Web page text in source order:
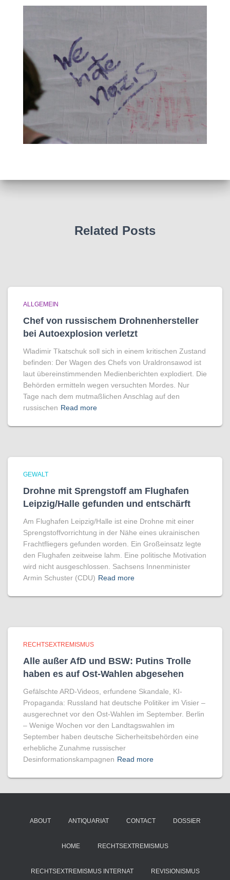
Related Posts
ALLGEMEIN
Chef von russischem Drohnenhersteller
bei Autoexplosion verletzt
Wladimir Tkatschuk soll sich in einem kritischen Zustand
befinden: Der Wagen des Chefs von Uraldronsawod ist
laut übereinstimmenden Medienberichten explodiert. Die
Behörden ermitteln wegen versuchten Mordes. Nur
Tage nach dem mutmaßlichen Anschlag auf den
russischen Read more
GEWALT
Drohne mit Sprengstoff am Flughafen
Leipzig/Halle gefunden und entschärft
Am Flughafen Leipzig/Halle ist eine Drohne mit einer
Sprengstoffvorrichtung in der Nähe eines ukrainischen
Frachtfliegers gefunden worden. Ein Großeinsatz legte
den Flughafen zeitweise lahm. Eine politische Motivation
wird nicht ausgeschlossen. Sachsens Innenminister
Armin Schuster (CDU) Read more
RECHTSEXTREMISMUS
Alle außer AfD und BSW: Putins Trolle
haben es auf Ost-Wahlen abgesehen
Gefälschte ARD-Videos, erfundene Skandale, KI-
Propaganda: Russland hat deutsche Politiker im Visier –
ausgerechnet vor den Ost-Wahlen im September. Berlin
– Wenige Wochen vor den Landtagswahlen im
September haben deutsche Sicherheitsbehörden eine
erhebliche Zunahme russischer
Desinformationskampagnen Read more
ABOUT ANTIQUARIAT CONTACT DOSSIER
HOME RECHTSEXTREMISMUS
RECHTSEXTREMISMUS INTERNAT REVISIONISMUS